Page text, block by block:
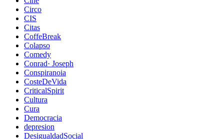
Circo
CIS
Citas
CoffeBreak
Colapso
Comedy
Conrad· Joseph
Conspiranoia
CosteDeVida
CriticalSpirit
Cultura
Cura
Democracia
depresion
DesigualdadSocial